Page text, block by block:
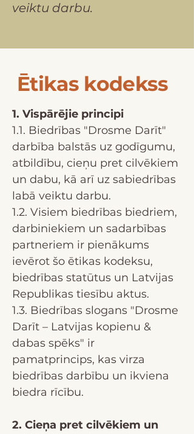
veiktu darbu.
Ētikas kodekss
1. Vispārējie principi
1.1. Biedrības "Drosme Darīt"
darbība balstās uz godīgumu,
atbildību, cieņu pret cilvēkiem
un dabu, kā arī uz sabiedrības
labā veiktu darbu.
1.2. Visiem biedrības biedriem,
darbiniekiem un sadarbības
partneriem ir pienākums
ievērot šo ētikas kodeksu,
biedrības statūtus un Latvijas
Republikas tiesību aktus.
1.3. Biedrības slogans "Drosme
Darīt – Latvijas kopienu &
dabas spēks" ir
pamatprincips, kas virza
biedrības darbību un ikviena
biedra rīcību.
2. Cieņa pret cilvēkiem un